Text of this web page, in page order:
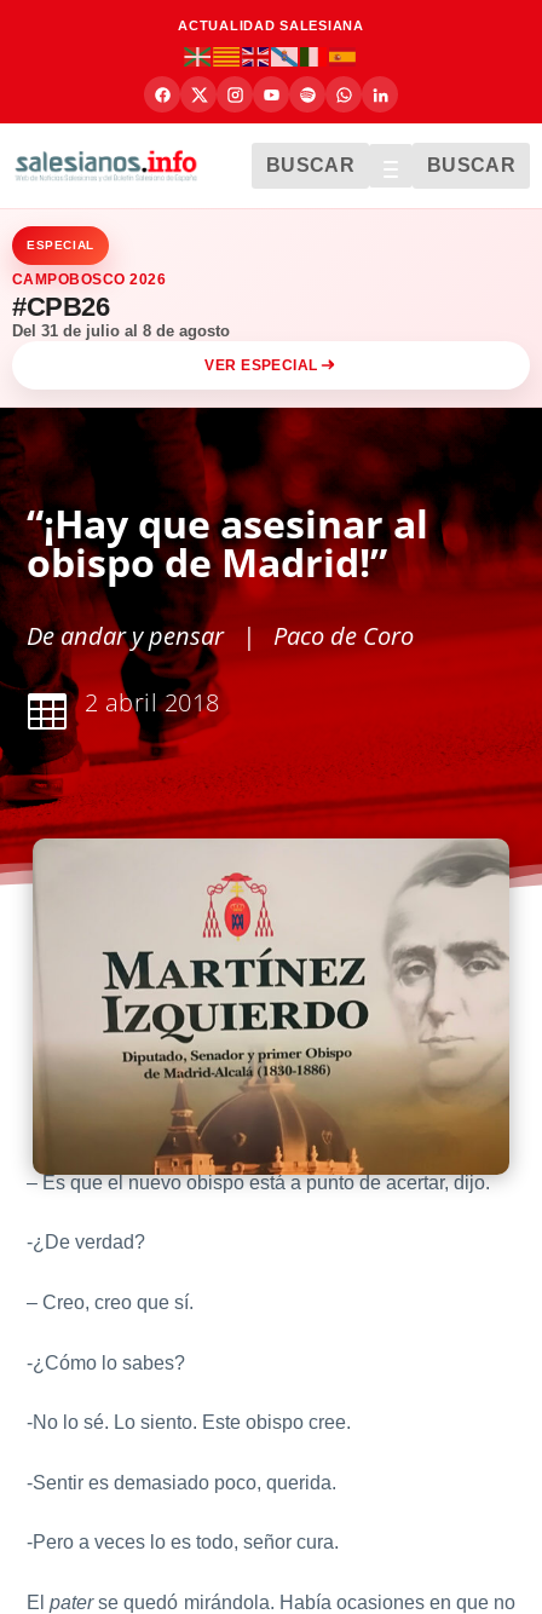
ACTUALIDAD SALESIANA
BUSCAR BUSCAR
ESPECIAL
CAMPOBOSCO 2026
#CPB26
Del 31 de julio al 8 de agosto
VER ESPECIAL
“¡Hay que asesinar al
obispo de Madrid!”
De andar y pensar | Paco de Coro
 2 abril 2018
– Es que el nuevo obispo está a punto de acertar, dijo.
-¿De verdad?
– Creo, creo que sí.
-¿Cómo lo sabes?
-No lo sé. Lo siento. Este obispo cree.
-Sentir es demasiado poco, querida.
-Pero a veces lo es todo, señor cura.
Elpaterse quedó mirándola. Había ocasiones en que no